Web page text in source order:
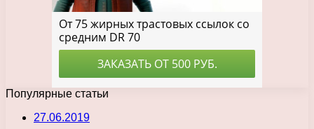
Популярные статьи
27.06.2019